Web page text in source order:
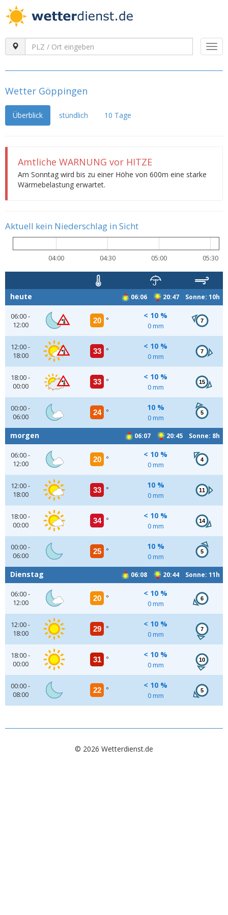
Wetter Göppingen
Überblick stündlich 10 Tage
Amtliche WARNUNG vor HITZE
Am Sonntag wird bis zu einer Höhe von 600m eine starke
Wärmebelastung erwartet.
Aktuell kein Niederschlag in Sicht
04:00 04:30 05:00 05:30
06:06 20:47 Sonne: 10h
heute
06:00 -
12:00
20 °
< 10 %
0 mm
7
12:00 -
18:00
33 °
< 10 %
0 mm
7
18:00 -
00:00
33 °
< 10 %
0 mm
15
00:00 -
06:00
24 °
10 %
0 mm
5
06:07 20:45 Sonne: 8h
morgen
06:00 -
12:00
20 °
< 10 %
0 mm
4
12:00 -
18:00
33 °
10 %
0 mm
11
18:00 -
00:00
34 °
< 10 %
0 mm
14
00:00 -
06:00
25 °
10 %
0 mm
5
06:08 20:44 Sonne: 11h
Dienstag
06:00 -
12:00
20 °
< 10 %
0 mm
6
12:00 -
18:00
29 °
< 10 %
0 mm
7
18:00 -
00:00
31 °
< 10 %
0 mm
10
00:00 -
08:00
22 °
< 10 %
0 mm
5
© 2026 Wetterdienst.de